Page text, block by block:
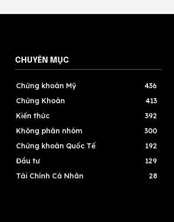
CHUYÊN MỤC
Chứng khoán Mỹ
436
Chứng Khoán
413
Kiến thức
392
Không phân nhóm
300
Chứng khoán Quốc Tế
192
Đầu tư
129
Tài Chính Cá Nhân
28